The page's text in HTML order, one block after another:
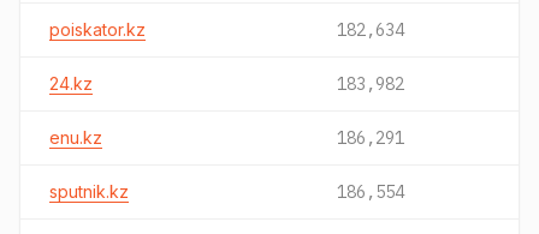
poiskator.kz 182,634
24.kz 183,982
enu.kz 186,291
sputnik.kz 186,554